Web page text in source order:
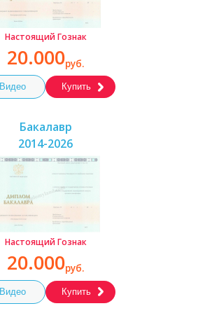
Настоящий Гознак
20.000руб.
Видео Купить
Бакалавр
2014-2026
Настоящий Гознак
20.000руб.
Видео Купить